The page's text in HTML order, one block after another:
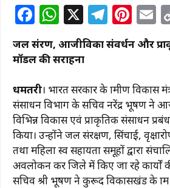
F
a
c
e
b
o
o
k
W
h
at
s
A
p
p
X T
el
e
ra
m
Pi
n
te
st
E
जल संरक्षण, आजीविका संवर्धन और
मॉडल की सराहना
धमतरी। भारत सरकार के ग्रामीण विकास
संसाधन विभाग के सचिव नरेंद्र भूषण ने
विभिन्न विकास एवं प्राकृतिक संसाधन
किया। उन्होंने जल संरक्षण, सिंचाई,
तथा महिला स्व सहायता समूहों द्वारा
अवलोकन कर जिले में किए जा रहे कार्यों
सचिव श्री भूषण ने कुरूद विकासखंड के